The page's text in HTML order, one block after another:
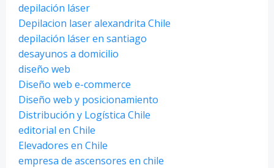
depilación láser
Depilacion laser alexandrita Chile
depilación láser en santiago
desayunos a domicilio
diseño web
Diseño web e-commerce
Diseño web y posicionamiento
Distribución y Logística Chile
editorial en Chile
Elevadores en Chile
empresa de ascensores en chile